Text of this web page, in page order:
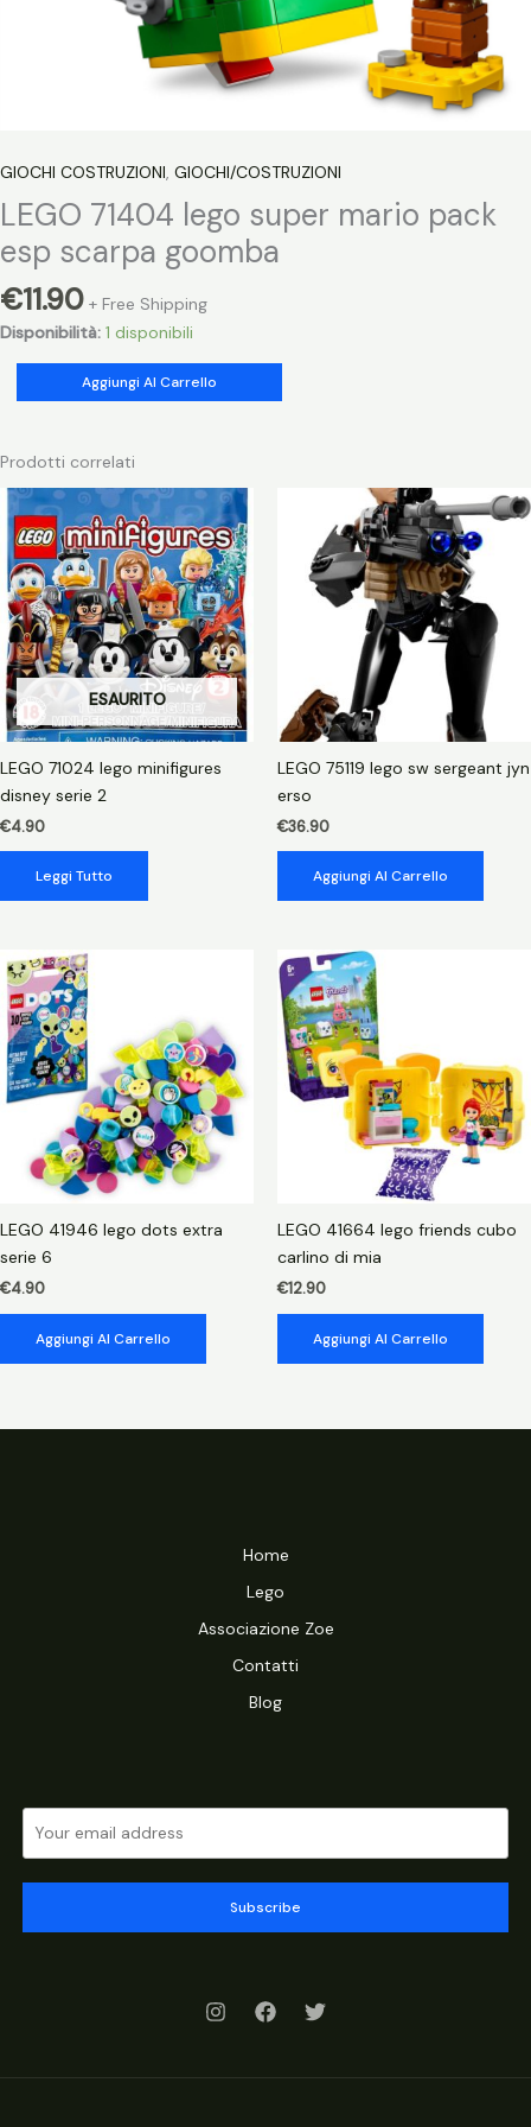
GIOCHI COSTRUZIONI, GIOCHI/COSTRUZIONI
LEGO 71404 lego super mario pack
esp scarpa goomba
€11.90 + Free Shipping
Disponibilità: 1 disponibili
71404
super
mario
pack
esp
scarpa
goomba
quantità
Aggiungi Al Carrello
Prodotti correlati
ESAURITO
LEGO 71024 lego minifigures
disney serie 2
€4.90
Leggi Tutto
LEGO 75119 lego sw sergeant jyn
erso
€36.90
Aggiungi Al Carrello
LEGO 41946 lego dots extra
serie 6
€4.90
Aggiungi Al Carrello
LEGO 41664 lego friends cubo
carlino di mia
€12.90
Aggiungi Al Carrello
Home
Lego
Associazione Zoe
Contatti
Blog
Subscribe